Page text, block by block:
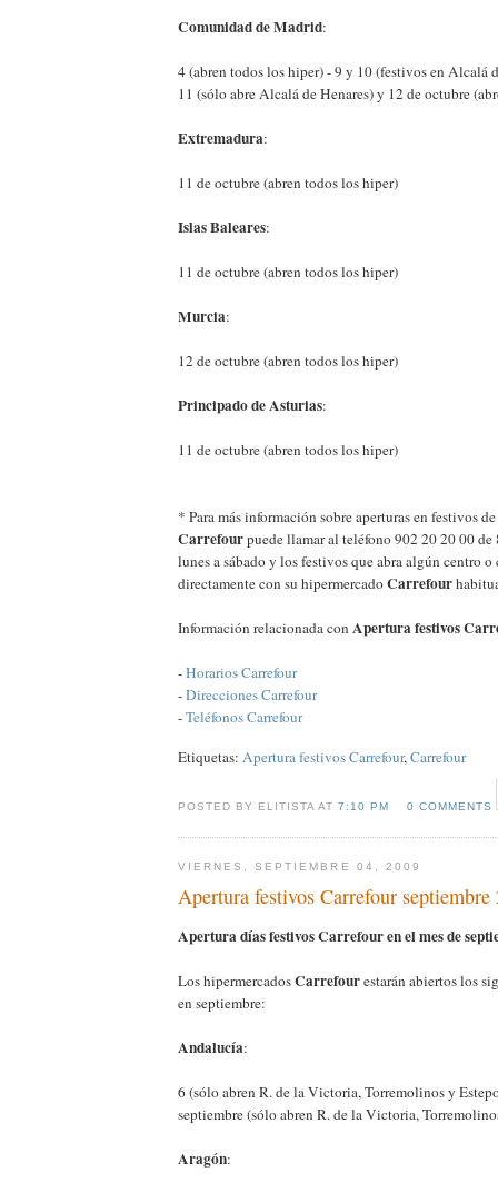
Comunidad de Madrid:
4 (abren todos los hiper) - 9 y 10 (festivos en Alcalá
11 (sólo abre Alcalá de Henares) y 12 de octubre
Extremadura:
11 de octubre (abren todos los hiper)
Islas Baleares:
11 de octubre (abren todos los hiper)
Murcia:
12 de octubre (abren todos los hiper)
Principado de Asturias:
11 de octubre (abren todos los hiper)
* Para más información sobre aperturas en festivos
Carrefourpuede llamar al teléfono 902 20 20 00 de
lunes a sábado y los festivos que abra algún centro
directamente con su hipermercadoCarrefour
Información relacionada con Apertura festivos
-Horarios Carrefour
-Direcciones Carrefour
-Teléfonos Carrefour
Etiquetas: Apertura festivos Carrefour,Carrefour
POSTED BY ELITISTA AT7:10 PM 0 COMMENTS
VIERNES, SEPTIEMBRE 04, 2009
Apertura festivos Carrefour septiembre
Apertura días festivos Carrefour en el mes de
Los hipermercadosCarrefourestarán abiertos los
en septiembre:
Andalucía:
6 (sólo abren R. de la Victoria, Torremolinos y
septiembre (sólo abren R. de la Victoria,
Aragón: